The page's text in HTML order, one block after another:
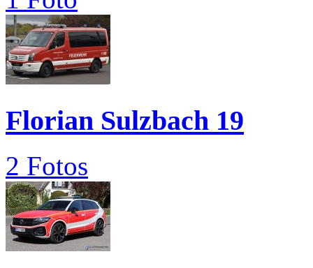
Florian Sulzbach 19
2 Fotos